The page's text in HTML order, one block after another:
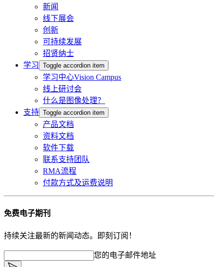
新闻
线下展会
创新
可持续发展
招贤纳士
学习 Toggle accordion item
学习中心Vision Campus
线上研讨会
什么是图像处理？
支持 Toggle accordion item
产品文档
资料文档
软件下载
联系支持团队
RMA流程
付款方式及运费说明
免费电子期刊
持续关注最新的新闻动态。即刻订阅！
您的电子邮件地址